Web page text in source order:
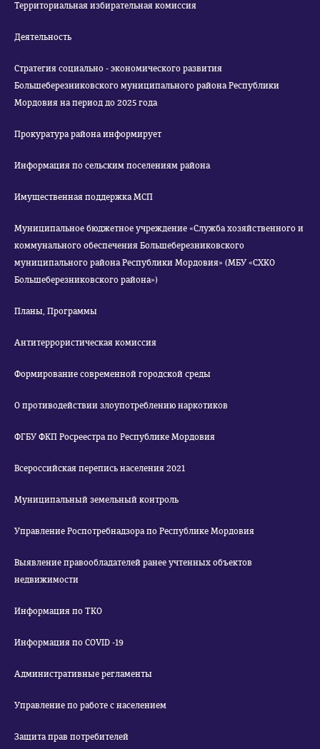
Территориальная избирательная комиссия
Деятельность
Стратегия социально - экономического развития
Большеберезниковского муниципального района Республики
Мордовия на период до 2025 года
Прокуратура района информирует
Информация по сельским поселениям района
Имущественная поддержка МСП
Муниципальное бюджетное учреждение «Служба хозяйственного и
коммунального обеспечения Большеберезниковского
муниципального района Республики Мордовия» (МБУ «СХКО
Большеберезниковского района»)
Планы, Программы
Антитеррористическая комиссия
Формирование современной городской среды
О противодействии злоупотреблению наркотиков
ФГБУ ФКП Росреестра по Республике Мордовия
Всероссийская перепись населения 2021
Муниципальный земельный контроль
Управление Роспотребнадзора по Республике Мордовия
Выявление правообладателей ранее учтенных объектов
недвижимости
Информация по ТКО
Информация по COVID -19
Административные регламенты
Управление по работе с населением
Защита прав потребителей